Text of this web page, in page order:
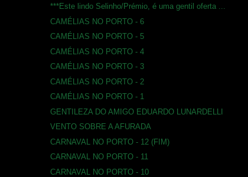
***Este lindo Selinho/Prémio, é uma gentil oferta ...
CAMÉLIAS NO PORTO - 6
CAMÉLIAS NO PORTO - 5
CAMÉLIAS NO PORTO - 4
CAMÉLIAS NO PORTO - 3
CAMÉLIAS NO PORTO - 2
CAMÉLIAS NO PORTO - 1
GENTILEZA DO AMIGO EDUARDO LUNARDELLI
VENTO SOBRE A AFURADA
CARNAVAL NO PORTO - 12 (FIM)
CARNAVAL NO PORTO - 11
CARNAVAL NO PORTO - 10